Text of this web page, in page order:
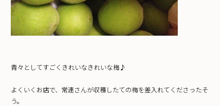
青々としてすごくきれいなきれいな梅♪
よくいくお店で、常連さんが収穫したての梅を差入れてくださったそ
う。